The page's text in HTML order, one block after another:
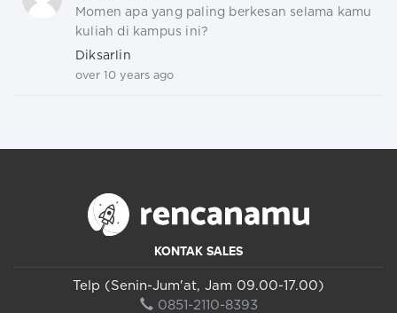
Momen apa yang paling berkesan selama kamu
kuliah di kampus ini?
Diksarlin
over 10 years ago
KONTAK SALES
Telp (Senin-Jum'at, Jam 09.00-17.00)
0851-2110-8393